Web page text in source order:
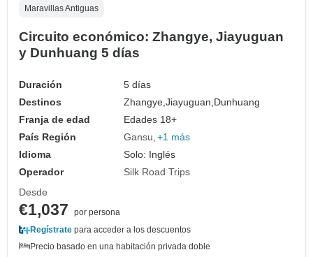
Maravillas Antiguas
Circuito económico: Zhangye, Jiayuguan
y Dunhuang 5 días
Duración
5 días
Destinos
Zhangye,Jiayuguan, Dunhuang
Franja de edad
Edades 18+
País Región
Gansu +1 más
Idioma
Solo: Inglés
Operador
Silk Road Trips
Desde
€1,037
por persona
Regístrate para acceder a los descuentos
Precio basado en una habitación privada doble